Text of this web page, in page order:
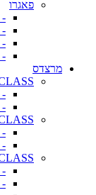
פאגרו
- 2001-2007 (ארוך)
- 2001-2007 (קצר)
- 2008-2018 (ארוך)
- 2008-2018 (קצר)
מרצדס
- 2012-2018 (W176)
- 2018+ (W177)
- 2011-2018 (W246)
- 2018+ (W247)
- 2007-2014 (W204)
- 2014-2021 (W205)